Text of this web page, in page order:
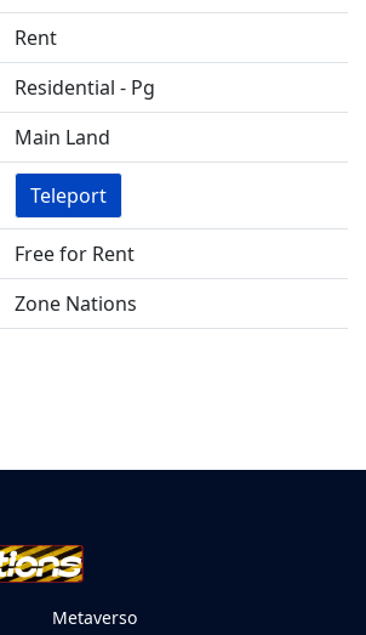
Rent
Residential - Pg
Main Land
Teleport
Free for Rent
Zone Nations
Metaverso